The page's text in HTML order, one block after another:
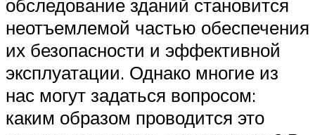
обследование зданий становится
неотъемлемой частью обеспечения
их безопасности и эффективной
эксплуатации. Однако многие из
нас могут задаться вопросом:
каким образом проводится это